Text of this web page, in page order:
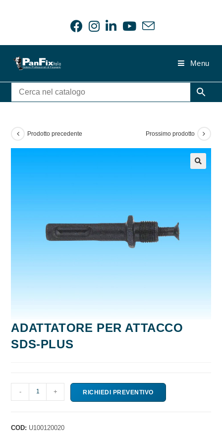
Menu
Prodotto precedente Prossimo prodotto
ADATTATORE PER ATTACCO
SDS-PLUS
ADATTATORE
PER
SDS-
- + RICHIEDI PREVENTIVO
COD: U100120020